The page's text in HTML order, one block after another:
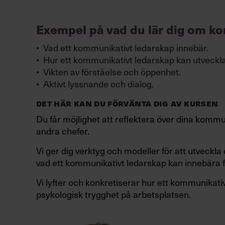
”Jag vill
team eller
organisation.
vi
Javisst!Du får en färdigpaketerad
det fasta priset 25 000 kr + moms.
Kombinera gärna flera av våra kortare
offert.
”Jag gillar
anpassa format
min
Vi anpassar efter dina behov! Kontakta
deltagare, hålla kursen i egna lokaler, eller
Exempel på vad du lär dig om
Vad ett kommunikativt ledarskap innebär.
Hur ett kommunikativt ledarskap kan
Vikten av förståelse och öppenhet.
Aktivt lyssnande och dialog.
DET HÄR KAN DU FÖRVÄNTA DIG AV KURSEN
Du får möjlighet att reflektera över dina
andra chefer.
Vi ger dig verktyg och modeller för att
vad ett kommunikativt ledarskap kan innebära
Vi lyfter och konkretiserar hur ett
psykologisk trygghet på arbetsplatsen.